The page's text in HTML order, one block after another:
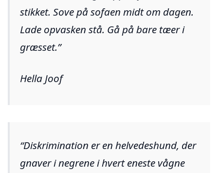
stikket. Sove på sofaen midt om dagen.
Lade opvasken stå. Gå på bare tæer i
græsset.
Hella Joof
Diskrimination er en helvedeshund, der
gnaver i negrene i hvert eneste vågne